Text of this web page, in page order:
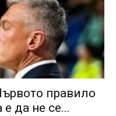
правило
да не се...